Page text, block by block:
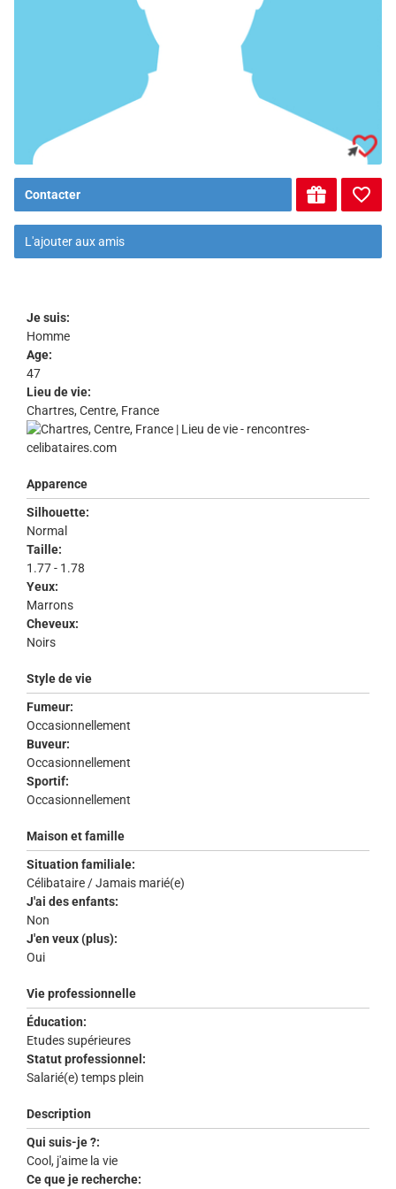
Contacter
L'ajouter aux amis
Je suis:
Homme
Age:
47
Lieu de vie:
Chartres, Centre, France
Apparence
Silhouette:
Normal
Taille:
1.77 - 1.78
Yeux:
Marrons
Cheveux:
Noirs
Style de vie
Fumeur:
Occasionnellement
Buveur:
Occasionnellement
Sportif:
Occasionnellement
Maison et famille
Situation familiale:
Célibataire / Jamais marié(e)
J'ai des enfants:
Non
J'en veux (plus):
Oui
Vie professionnelle
Éducation:
Etudes supérieures
Statut professionnel:
Salarié(e) temps plein
Description
Qui suis-je ?:
Cool, j'aime la vie
Ce que je recherche: